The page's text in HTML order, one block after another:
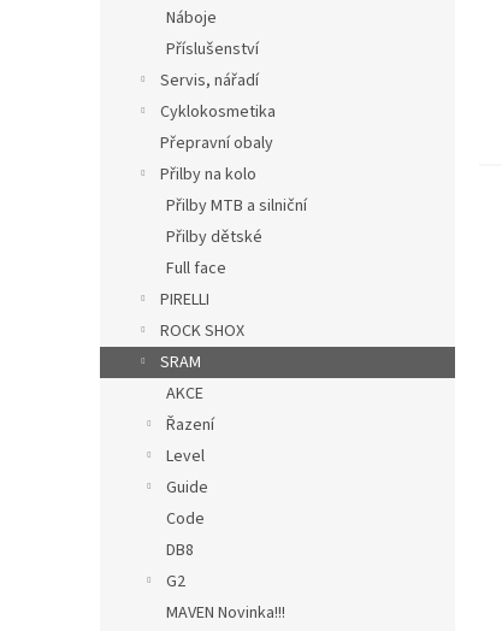
Náboje
Příslušenství
Servis, nářadí
Cyklokosmetika
Přepravní obaly
Přilby na kolo
Přilby MTB a silniční
Přilby dětské
Full face
PIRELLI
ROCK SHOX
SRAM
AKCE
Řazení
Level
Guide
Code
DB8
G2
MAVEN Novinka!!!